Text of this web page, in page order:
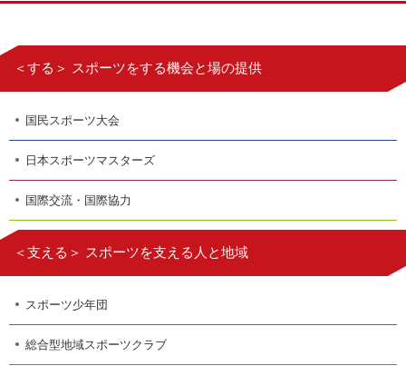
＜する＞ スポーツをする機会と場の提供
国民スポーツ大会
日本スポーツマスターズ
国際交流・国際協力
＜支える＞ スポーツを支える人と地域
スポーツ少年団
総合型地域スポーツクラブ